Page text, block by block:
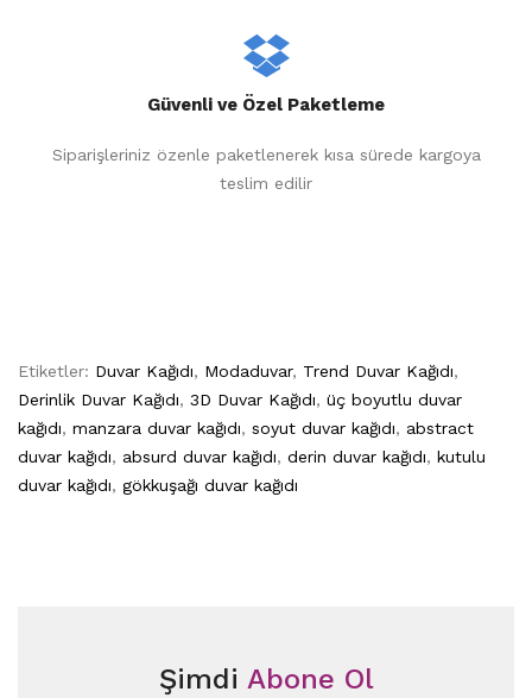
Güvenli ve Özel Paketleme
Siparişleriniz özenle paketlenerek kısa sürede kargoya
teslim edilir
Etiketler: Duvar Kağıdı, Modaduvar, Trend Duvar Kağıdı,
Derinlik Duvar Kağıdı, 3D Duvar Kağıdı, üç boyutlu duvar
kağıdı, manzara duvar kağıdı, soyut duvar kağıdı, abstract
duvar kağıdı, absurd duvar kağıdı, derin duvar kağıdı, kutulu
duvar kağıdı, gökkuşağı duvar kağıdı
Şimdi Abone Ol